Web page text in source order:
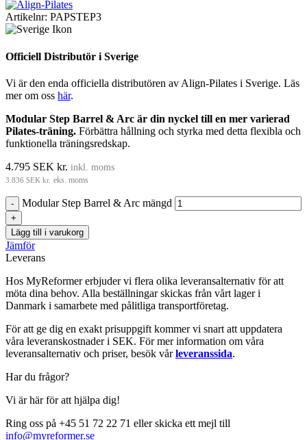
Artikelnr: PAPSTEP3
Officiell Distributör i Sverige
Vi är den enda officiella distributören av Align-Pilates i Sverige. Läs
mer om oss här.
Modular Step Barrel & Arc är din nyckel till en mer varierad
Pilates-träning. Förbättra hållning och styrka med detta flexibla och
funktionella träningsredskap.
4.795 SEK kr. inkl. moms
3.836 SEK kr. eks. moms
Modular Step Barrel & Arc mängd
Lägg till i varukorg
Jämför
Leverans
Hos MyReformer erbjuder vi flera olika leveransalternativ för att
möta dina behov. Alla beställningar skickas från vårt lager i
Danmark i samarbete med pålitliga transportföretag.
För att ge dig en exakt prisuppgift kommer vi snart att uppdatera
våra leveranskostnader i SEK. För mer information om våra
leveransalternativ och priser, besök vårleveranssida.
Har du frågor?
Vi är här för att hjälpa dig!
Ring oss på +45 51 72 22 71 eller skicka ett mejl till
info@myreformer.se